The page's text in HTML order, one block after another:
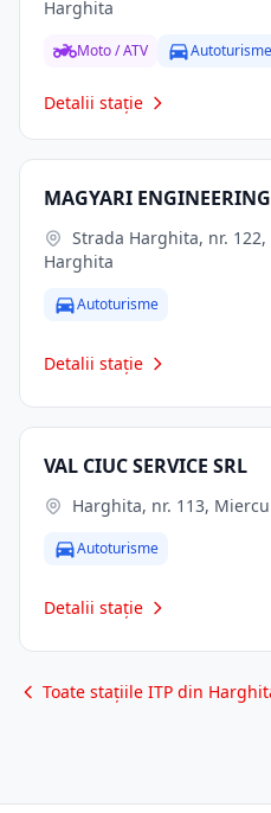
Harghita
Moto / ATV Autoturisme
Detalii stație
MAGYARI
Harghita
Autoturisme
Detalii stație
VAL CIUC SERVICE SRL
Harghita, nr. 113,
Autoturisme
Detalii stație
Toate stațiile ITP din